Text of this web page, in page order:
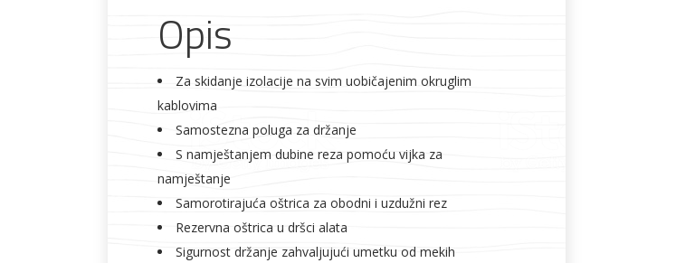
Opis
Za skidanje izolacije na svim uobičajenim okruglim
kablovima
Samostezna poluga za držanje
S namještanjem dubine reza pomoću vijka za
namještanje
Samorotirajuća oštrica za obodni i uzdužni rez
Rezervna oštrica u dršci alata
Sigurnost držanje zahvaljujući umetku od mekih